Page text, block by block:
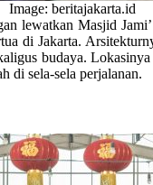
Image: beritajakarta.id
lewatkan Masjid
di Jakarta.
budaya.
di sela-sela perjalanan.